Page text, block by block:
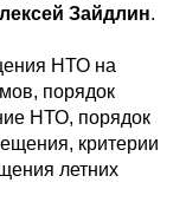
Зайдлин.
НТО на
порядок
НТО, порядок
критерии
летних